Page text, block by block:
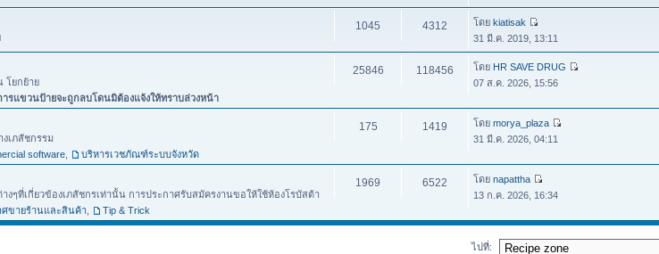
1045 4312 โดยkiatisak
31 มี.ค. 2019, 13:11
โยกย้าย
รแขวนป้ายจะถูกลบโดนมิต้องแจ้งให้ทราบล่วงหน้า
25846 118456 โดย HR SAVE DRUG
07 ส.ค. 2026, 15:56
เภสัชกรรม
software บริหารเวชภัณฑ์ระบบจังหวัด
175 1419 โดยmorya_plaza
31 มี.ค. 2026, 04:11
งๆที่เกี่ยวข้องเภสัชกรเท่านั้น การประกาศรับสมัครงานขอให้ใช้ห้องโรบัสต้า
ศขายร้านและสินค้า Tip & Trick
1969 6522 โดยnapattha
13 ก.ค. 2026, 16:34
ไปที่: